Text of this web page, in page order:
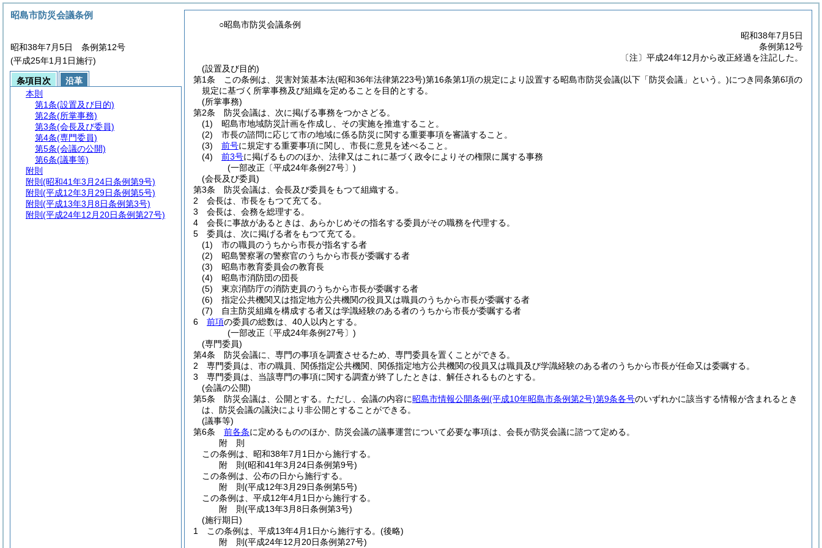
○昭島市防災会議条例
昭和38年7月5日
条例第12号
〔注〕平成24年12月から改正経過を注記した。
(設置及び目的)
第1条
この条例は、災害対策基本法(昭和36年法律第223号)第16条第1項の規定により設置する昭島市防災会議(以下「防災会議」という。)につき同条第6項の
規定に基づく所掌事務及び組織を定めることを目的とする。
(所掌事務)
第2条
防災会議は、次に掲げる事務をつかさどる。
(1)
昭島市地域防災計画を作成し、その実施を推進すること。
(2)
市長の諮問に応じて市の地域に係る防災に関する重要事項を審議すること。
(3)
前号に規定する重要事項に関し、市長に意見を述べること。
(4)
前3号に掲げるもののほか、法律又はこれに基づく政令によりその権限に属する事務
(一部改正〔平成24年条例27号〕)
(会長及び委員)
第3条
防災会議は、会長及び委員をもつて組織する。
2
会長は、市長をもつて充てる。
3
会長は、会務を総理する。
4
会長に事故があるときは、あらかじめその指名する委員がその職務を代理する。
5
委員は、次に掲げる者をもつて充てる。
(1)
市の職員のうちから市長が指名する者
(2)
昭島警察署の警察官のうちから市長が委嘱する者
(3)
昭島市教育委員会の教育長
(4)
昭島市消防団の団長
(5)
東京消防庁の消防吏員のうちから市長が委嘱する者
(6)
指定公共機関又は指定地方公共機関の役員又は職員のうちから市長が委嘱する者
(7)
自主防災組織を構成する者又は学識経験のある者のうちから市長が委嘱する者
6
前項の委員の総数は、40人以内とする。
(一部改正〔平成24年条例27号〕)
(専門委員)
第4条
防災会議に、専門の事項を調査させるため、専門委員を置くことができる。
2
専門委員は、市の職員、関係指定公共機関、関係指定地方公共機関の役員又は職員及び学識経験のある者のうちから市長が任命又は委嘱する。
3
専門委員は、当該専門の事項に関する調査が終了したときは、解任されるものとする。
(会議の公開)
第5条
防災会議は、公開とする。 ただし、会議の内容に昭島市情報公開条例(平成10年昭島市条例第2号)第9条各号のいずれかに該当する情報が含まれるとき
は、防災会議の議決により非公開とすることができる。
(議事等)
第6条
前各条に定めるもののほか、防災会議の議事運営について必要な事項は、会長が防災会議に諮つて定める。
附 則
この条例は、昭和38年7月1日から施行する。
附 則(昭和41年3月24日条例第9号)
この条例は、公布の日から施行する。
附 則(平成12年3月29日条例第5号)
この条例は、平成12年4月1日から施行する。
附 則(平成13年3月8日条例第3号)
(施行期日)
1
この条例は、平成13年4月1日から施行する。 (後略)
附 則(平成24年12月20日条例第27号)
昭島市防災会議条例
昭和38年7月5日 条例第12号
(平成25年1月1日施行)
条項目次
沿革
本則
第1条(設置及び目的)
第2条(所掌事務)
第3条(会長及び委員)
第4条(専門委員)
第5条(会議の公開)
第6条(議事等)
附則
附則 (昭和41年3月24日条例第9号)
附則 (平成12年3月29日条例第5号)
附則 (平成13年3月8日条例第3号)
附則 (平成24年12月20日条例第27号)